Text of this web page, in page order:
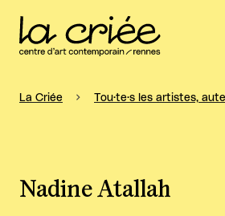
La Criée Tou·te·s les artistes,
Nadine Atallah